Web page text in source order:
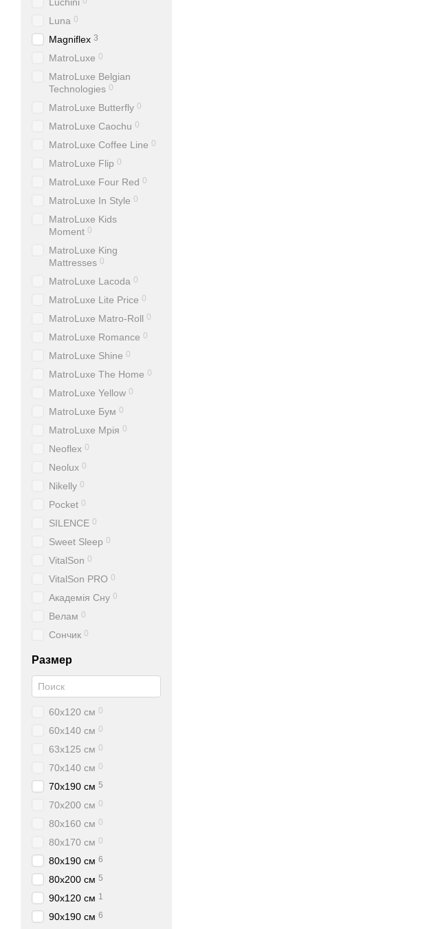
Luna 0
Magniflex 3
MatroLuxe 0
MatroLuxe Belgian
Technologies 0
MatroLuxe Butterfly 0
MatroLuxe Caochu 0
MatroLuxe Coffee Line 0
MatroLuxe Flip 0
MatroLuxe Four Red 0
MatroLuxe In Style 0
MatroLuxe Kids
Moment 0
MatroLuxe King
Mattresses 0
MatroLuxe Lacoda 0
MatroLuxe Lite Price 0
MatroLuxe Matro-Roll 0
MatroLuxe Romance 0
MatroLuxe Shine 0
MatroLuxe The Home 0
MatroLuxe Yellow 0
MatroLuxe Бум 0
MatroLuxe Мрія 0
Neoflex 0
Neolux 0
Nikelly 0
Pocket 0
SILENCE 0
Sweet Sleep 0
VitalSon 0
VitalSon PRO 0
Академія Сну 0
Велам 0
Сончик 0
Размер
60х120 см 0
60х140 см 0
63х125 см 0
70х140 см 0
70х190 см 5
70х200 см 0
80х160 см 0
80х170 см 0
80х190 см 6
80х200 см 5
90х120 см 1
90х190 см 6